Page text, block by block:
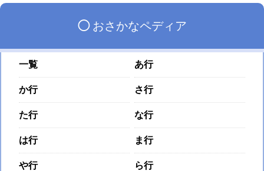
◯おさかなペディア
一覧 あ行
か行 さ行
た行 な行
は行 ま行
や行 ら行